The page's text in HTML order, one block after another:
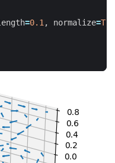
=0.1, normalize=